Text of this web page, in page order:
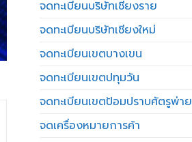
จดทะเบียนบริษัทเชียงราย
จดทะเบียนบริษัทเชียงใหม่
จดทะเบียนเขตบางเขน
จดทะเบียนเขตปทุมวัน
จดทะเบียนเขตป้อมปราบศัตรูพ่าย
จดเครื่องหมายการค้า